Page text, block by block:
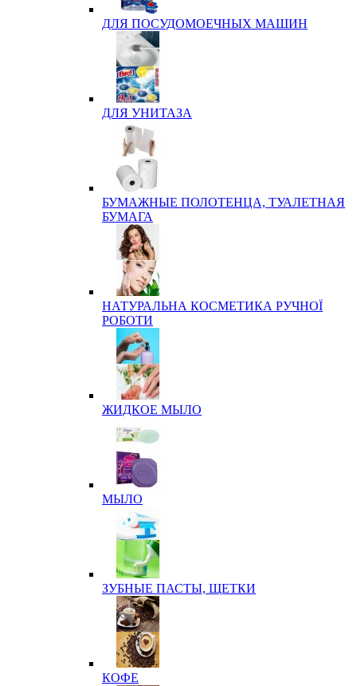
ДЛЯ ПОСУДОМОЕЧНЫХ МАШИН
ДЛЯ УНИТАЗА
БУМАЖНЫЕ ПОЛОТЕНЦА, ТУАЛЕТНАЯ
БУМАГА
НАТУРАЛЬНА КОСМЕТИКА РУЧНОЇ
РОБОТИ
ЖИДКОЕ МЫЛО
МЫЛО
ЗУБНЫЕ ПАСТЫ, ЩЕТКИ
КОФЕ